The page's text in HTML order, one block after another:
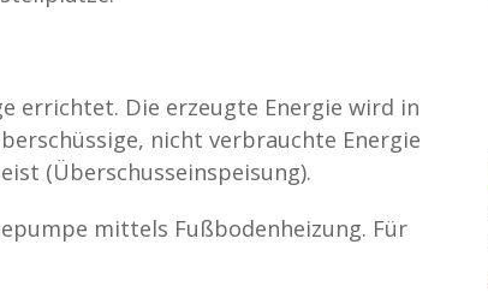
errichtet. Die erzeugte Energie wird in
nicht verbrauchte Energie
(Überschusseinspeisung).
mittels Fußbodenheizung. Für